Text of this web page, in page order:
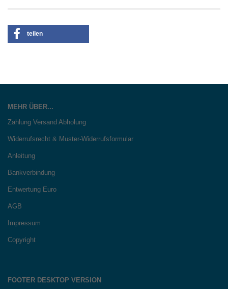
teilen
MEHR ÜBER...
Zahlung Versand Abholung
Widerrufsrecht & Muster-Widerrufsformular
Anleitung
Bankverbindung
Entwertung Euro
AGB
Impressum
Copyright
FOOTER DESKTOP VERSION